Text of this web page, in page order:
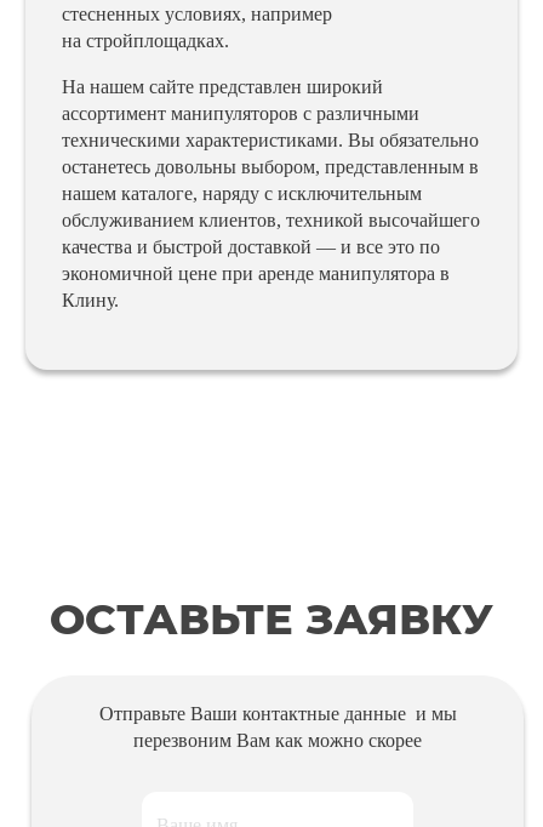
стесненных условиях, например
на стройплощадках.
На нашем сайте представлен широкий
ассортимент манипуляторов с различными
техническими характеристиками. Вы обязательно
останетесь довольны выбором, представленным в
нашем каталоге, наряду с исключительным
обслуживанием клиентов, техникой высочайшего
качества и быстрой доставкой — и все это по
экономичной цене при аренде манипулятора в
Клину.
ОСТАВЬТЕ ЗАЯВКУ
Отправьте Ваши контактные данные и мы
перезвоним Вам как можно скорее